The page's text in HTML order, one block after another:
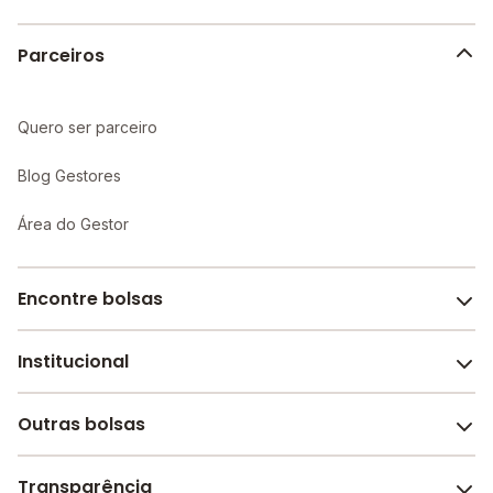
Parceiros
Quero ser parceiro
Blog Gestores
Área do Gestor
Encontre bolsas
Melhores escolas de São Paulo
Escolas por cidade e bairro
Institucional
Sobre o Melhor Escola
Revista Melhor Escola
Outras bolsas
Transparência